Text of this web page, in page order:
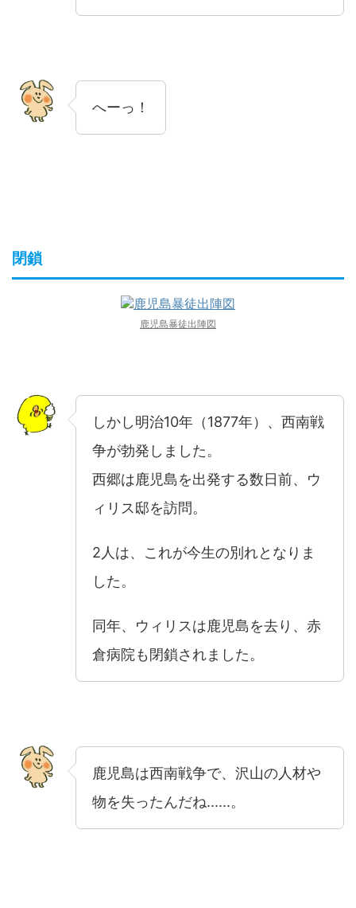
へーっ！
閉鎖
鹿児島暴徒出陣図
しかし明治10年（1877年）、西南戦
争が勃発しました。
西郷は鹿児島を出発する数日前、ウ
ィリス邸を訪問。
2人は、これが今生の別れとなりま
した。
同年、ウィリスは鹿児島を去り、赤
倉病院も閉鎖されました。
鹿児島は西南戦争で、沢山の人材や
物を失ったんだね......。